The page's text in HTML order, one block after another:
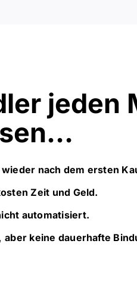
jeden
nach dem ersten
Zeit und Geld.
automatisiert.
aber keine dauerhafte